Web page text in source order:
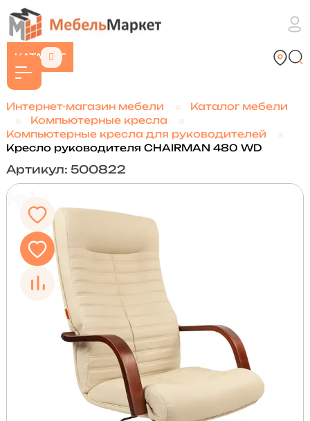
КАТАЛОГ
Интернет-магазин мебели
Каталог мебели
Компьютерные кресла
Компьютерные кресла для руководителей
Кресло руководителя CHAIRMAN 480 WD
Артикул: 500822